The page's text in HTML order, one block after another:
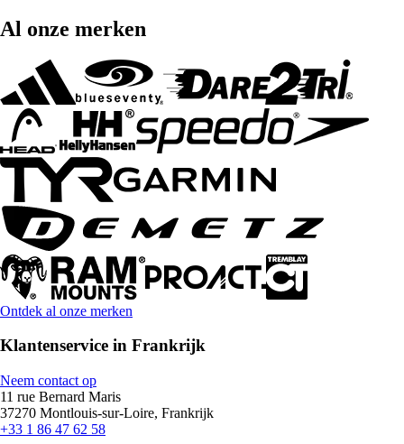
Al onze merken
Ontdek al onze merken
Klantenservice in Frankrijk
Neem contact op
11 rue Bernard Maris
37270 Montlouis-sur-Loire, Frankrijk
+33 1 86 47 62 58